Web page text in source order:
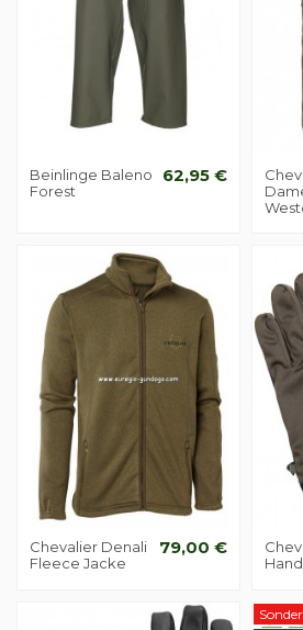
Beinlinge Baleno
Forest
62,95 €
Chevalier Denali
Fleece Jacke
79,00 €